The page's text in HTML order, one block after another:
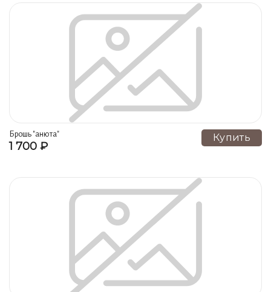
Конфетницы и лоточки (10)
Кубки (7)
Подарки спортивного характера (7)
Рамки для картин и фотографий (7) Часы (6)
Икорницы и солонки (6) Кольца (3)
Брошь "анюта"
1 700 ₽
Купить